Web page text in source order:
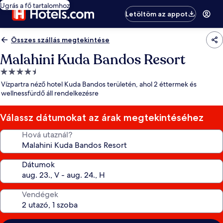
Ugrás a fő tartalomhoz
Letöltöm az appot
Összes szállás megtekintése
Malahini Kuda Bandos Resort
4.5
csillagos
szálláshely
Vízpartra néző hotel Kuda Bandos területén, ahol 2 éttermek és
wellnessfürdő áll rendelkezésre
Válassz dátumokat az árak megtekintéséhez
Hová utaznál?
Dátumok
Vendégek